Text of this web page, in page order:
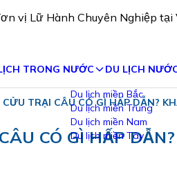
vị Lữ Hành Chuyên
TRONG NƯỚC
Du lịch miền Bắc
Du lịch miền Trung
Du lịch miền Nam
Du lịch miền Tây
DU LỊCH
Du lịch
Du lịch
Du lịch
Du lịch
TRẠI CÂU CÓ GÌ HẤP DẪN?
CÓ GÌ HẤP